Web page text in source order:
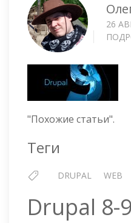
26
"Похожие статьи".
Теги
DRUPAL WEB
Drupal